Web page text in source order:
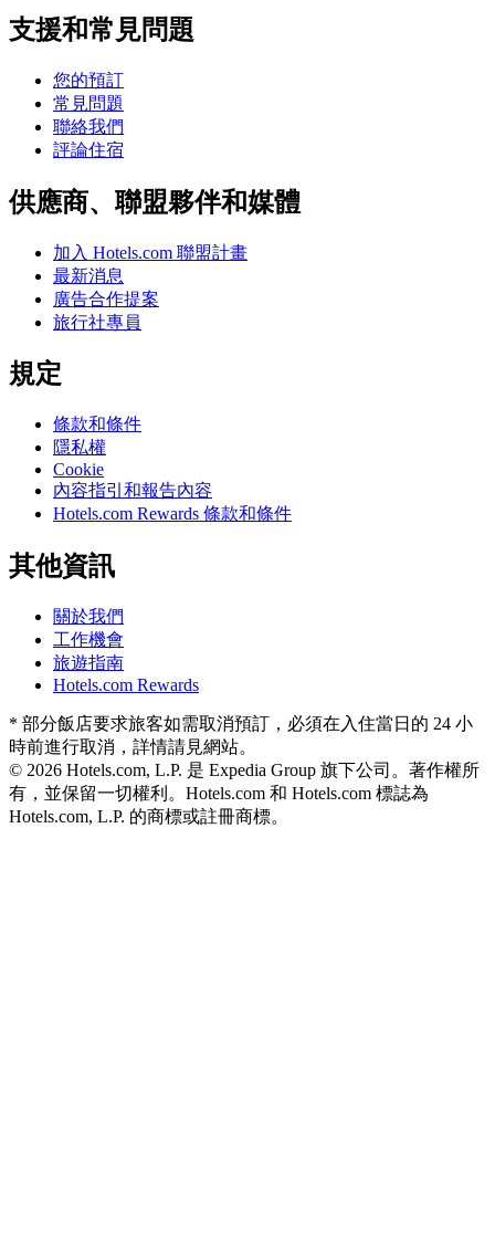
支援和常見問題
您的預訂
常見問題
聯絡我們
評論住宿
供應商、聯盟夥伴和媒體
加入 Hotels.com 聯盟計畫
最新消息
廣告合作提案
旅行社專員
規定
條款和條件
隱私權
Cookie
內容指引和報告內容
Hotels.com Rewards 條款和條件
其他資訊
關於我們
工作機會
旅遊指南
Hotels.com Rewards
* 部分飯店要求旅客如需取消預訂，必須在入住當日的 24 小
時前進行取消，詳情請見網站。
© 2026 Hotels.com, L.P. 是 Expedia Group 旗下公司。著作權所
有，並保留一切權利。 Hotels.com 和 Hotels.com 標誌為
Hotels.com, L.P. 的商標或註冊商標。